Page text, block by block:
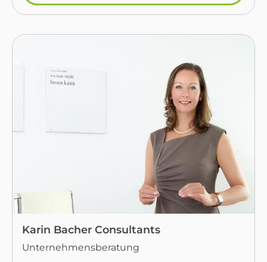
Karin Bacher Consultants
Unternehmensberatung